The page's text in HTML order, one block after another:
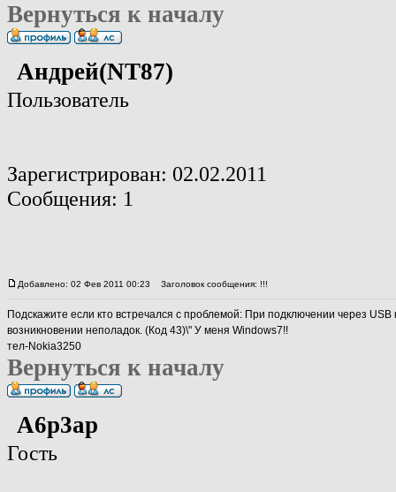
Вернуться к началу
Андрей(NT87)
Пользователь
Зарегистрирован: 02.02.2011
Сообщения: 1
Добавлено: 02 Фев 2011 00:23 Заголовок сообщения: !!!
Подскажите если кто встречался с проблемой: При подключении через
возникновении неполадок. (Код 43)\" У меня Windows7!!
тел-Nokia3250
Вернуться к началу
А6р3ар
Гость